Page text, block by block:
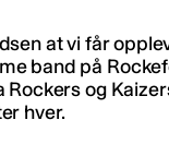
at vi får
band på
Rockers og
hver.